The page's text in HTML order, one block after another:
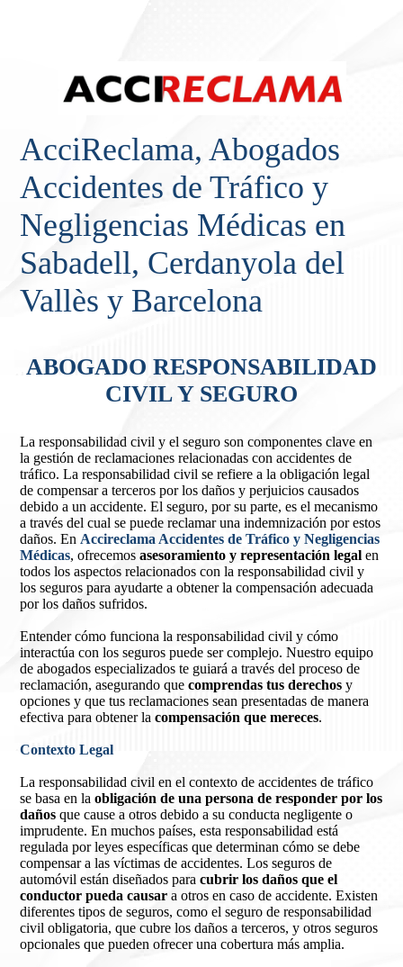
AcciReclama, Abogados
Accidentes de Tráfico y
Negligencias Médicas en
Sabadell, Cerdanyola del
Vallès y Barcelona
ABOGADO RESPONSABILIDAD
CIVIL Y SEGURO
La responsabilidad civil y el seguro son componentes clave en
la gestión de reclamaciones relacionadas con accidentes de
tráfico. La responsabilidad civil se refiere a la obligación legal
de compensar a terceros por los daños y perjuicios causados
debido a un accidente. El seguro, por su parte, es el mecanismo
a través del cual se puede reclamar una indemnización por estos
daños. En Accireclama Accidentes de Tráfico y Negligencias
Médicas, ofrecemosasesoramiento y representación legal en
todos los aspectos relacionados con la responsabilidad civil y
los seguros para ayudarte a obtener la compensación adecuada
por los daños sufridos.
Entender cómo funciona la responsabilidad civil y cómo
interactúa con los seguros puede ser complejo. Nuestro equipo
de abogados especializados te guiará a través del proceso de
reclamación, asegurando quecomprendas tus derechos y
opciones y que tus reclamaciones sean presentadas de manera
efectiva para obtener lacompensación que mereces.
Contexto Legal
La responsabilidad civil en el contexto de accidentes de tráfico
se basa en laobligación de una persona de responder por los
daños que cause a otros debido a su conducta negligente o
imprudente. En muchos países, esta responsabilidad está
regulada por leyes específicas que determinan cómo se debe
compensar a las víctimas de accidentes. Los seguros de
automóvil están diseñados paracubrir los daños que el
conductor pueda causara otros en caso de accidente. Existen
diferentes tipos de seguros, como el seguro de responsabilidad
civil obligatoria, que cubre los daños a terceros, y otros seguros
opcionales que pueden ofrecer una cobertura más amplia.